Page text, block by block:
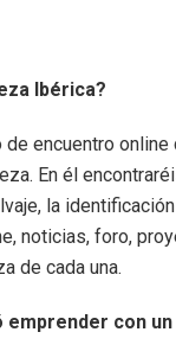
Ibérica?
de encuentro
En él
la
noticias, foro,
de cada una.
emprender con